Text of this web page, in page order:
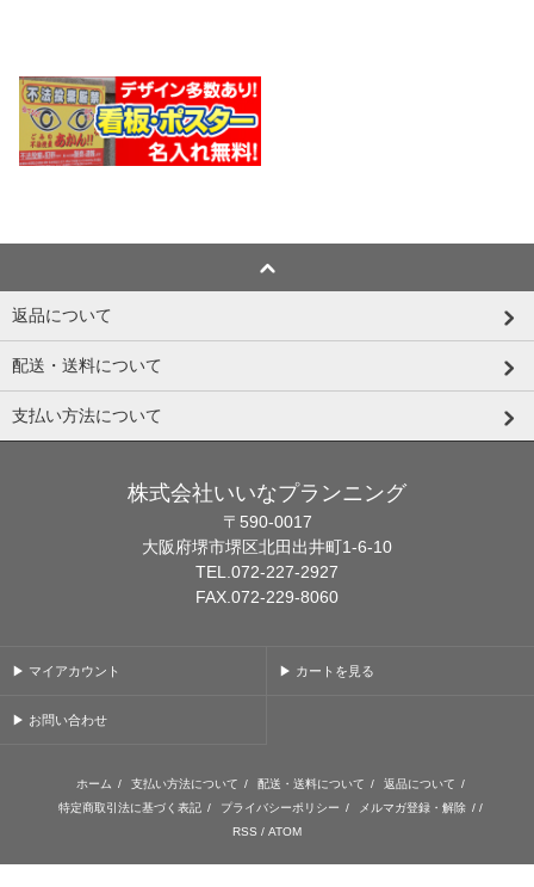
返品について
配送・送料について
支払い方法について
株式会社いいなプランニング
〒590-0017
大阪府堺市堺区北田出井町1-6-10
TEL.072-227-2927
FAX.072-229-8060
▶ マイアカウント ▶ カートを見る
▶ お問い合わせ
ホーム / 支払い方法について / 配送・送料について / 返品について /
特定商取引法に基づく表記 / プライバシーポリシー / メルマガ登録・解除 / /
RSS / ATOM